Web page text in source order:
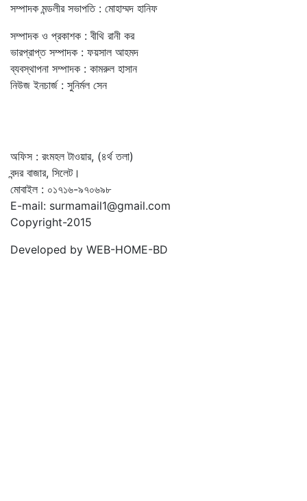
সম্পাদক মন্ডলীর সভাপতি : মোহাম্মদ হানিফ
সম্পাদক ও প্রকাশক : বীথি রানী কর
ভারপ্রাপ্ত সম্পাদক : ফয়সাল আহমদ
ব্যবস্থাপনা সম্পাদক : কামরুল হাসান
নিউজ ইনচার্জ : সুনির্মল সেন
অফিস : রংমহল টাওয়ার, (৪র্থ তলা)
বন্দর বাজার, সিলেট।
মোবাইল : ০১৭১৬-৯৭০৬৯৮
E-mail: surmamail1@gmail.com
Copyright-2015
Developed by WEB-HOME-BD